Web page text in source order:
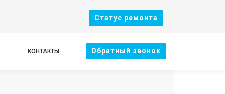
Cтатус ремонта
КОНТАКТЫ Oбратный звонок